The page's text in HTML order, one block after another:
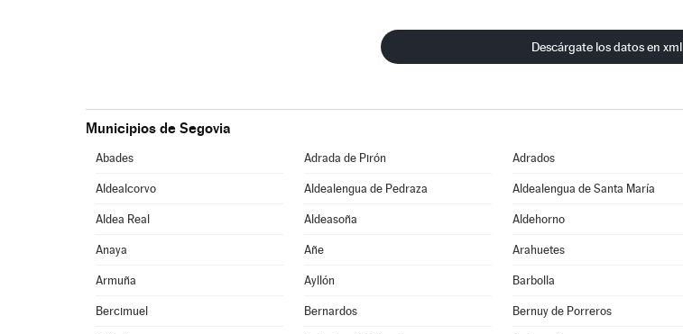
Descárgate los datos en xml
Municipios de Segovia
Abades Adrada de Pirón Adrados
Aldealcorvo Aldealengua de Pedraza Aldealengua de Santa María
Aldea Real Aldeasoña Aldehorno
Anaya Añe Arahuetes
Armuña Ayllón Barbolla
Bercimuel Bernardos Bernuy de Porreros